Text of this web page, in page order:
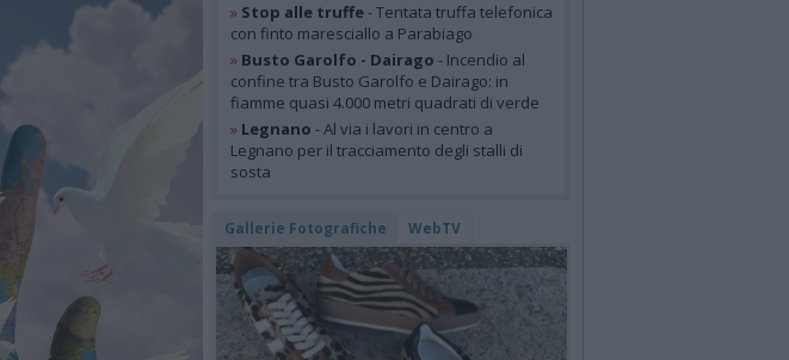
» Stop alle truffe- Tentata truffa telefonica
con finto maresciallo a Parabiago
» Busto Garolfo - Dairago - Incendio al
confine tra Busto Garolfo e Dairago: in
fiamme quasi 4.000 metri quadrati di verde
» Legnano - Al via i lavori in centro a
Legnano per il tracciamento degli stalli di
sosta
Gallerie Fotografiche WebTV